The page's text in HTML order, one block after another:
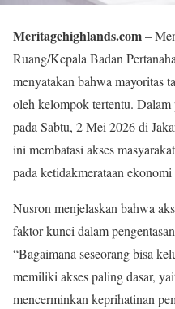
Meritagehighlands.com–
Ruang/Kepala Badan
menyatakan bahwa mayoritas
oleh kelompok tertentu.
pada Sabtu, 2 Mei 2026 di
ini membatasi akses
pada ketidakmerataan
Nusron menjelaskan bahwa
faktor kunci dalam
“Bagaimana seseorang bisa
memiliki akses paling dasar,
mencerminkan keprihatinan